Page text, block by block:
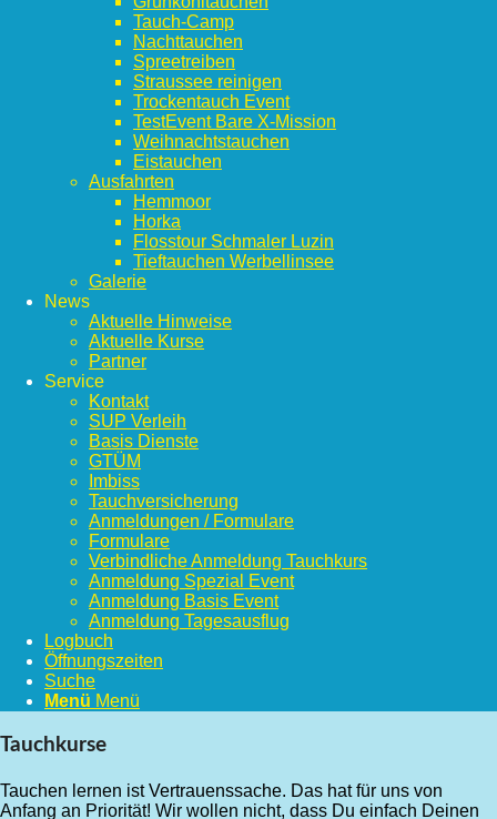
Tauch-Camp
Nachttauchen
Spreetreiben
Straussee reinigen
Trockentauch Event
TestEvent Bare X-Mission
Weihnachtstauchen
Eistauchen
Ausfahrten
Hemmoor
Horka
Flosstour Schmaler Luzin
Tieftauchen Werbellinsee
Galerie
News
Aktuelle Hinweise
Aktuelle Kurse
Partner
Service
Kontakt
SUP Verleih
Basis Dienste
GTÜM
Imbiss
Tauchversicherung
Anmeldungen / Formulare
Formulare
Verbindliche Anmeldung Tauchkurs
Anmeldung Spezial Event
Anmeldung Basis Event
Anmeldung Tagesausflug
Logbuch
Öffnungszeiten
Suche
Menü Menü
Tauchkurse
Tauchen lernen ist Vertrauenssache. Das hat für uns von
Anfang an Priorität! Wir wollen nicht, dass Du einfach Deinen